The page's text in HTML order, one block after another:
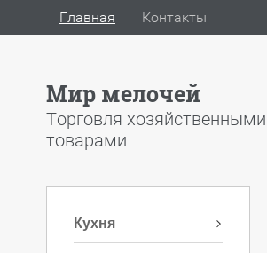
Главная Контакты
Мир мелочей
Торговля хозяйственными
товарами
Кухня